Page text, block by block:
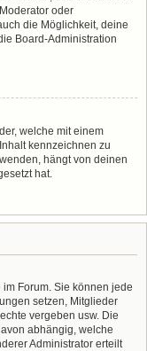
oder
die Möglichkeit, deine
Board-Administration
welche mit einem
kennzeichnen zu
hängt von deinen
hat.
Forum. Sie können jede
setzen, Mitglieder
vergeben usw. Die
abhängig, welche
Administrator erteilt